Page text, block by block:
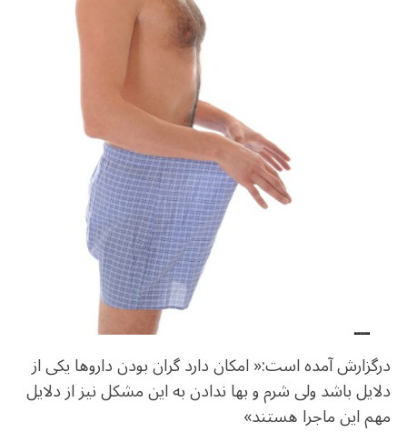
درگزارش آمده است:« امکان دارد گران بودن داروها یکی از
دلایل باشد ولی شرم و بها ندادن به این مشکل نیز از دلایل
مهم این ماجرا هستند»